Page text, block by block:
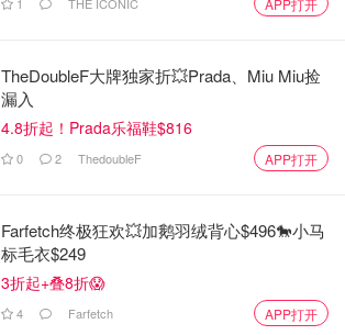
APP打开
TheDoubleF大牌独家折💥Prada、Miu Miu捡
漏入
4.8折起！Prada乐福鞋$816
0 2 ThedoubleF APP打开
Farfetch终极狂欢💥加鹅羽绒背心$496🐎小马
标毛衣$249
3折起+叠8折😱
4 Farfetch APP打开